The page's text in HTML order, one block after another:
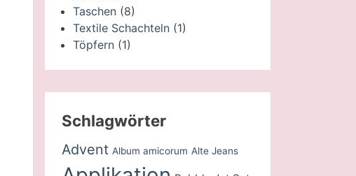
Taschen (8)
Textile Schachteln (1)
Töpfern (1)
Schlagwörter
Advent Album amicorum Alte Jeans